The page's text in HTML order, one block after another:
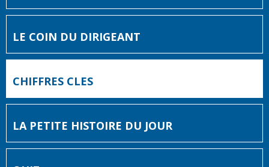
LE COIN DU DIRIGEANT
CHIFFRES CLES
LA PETITE HISTOIRE DU JOUR